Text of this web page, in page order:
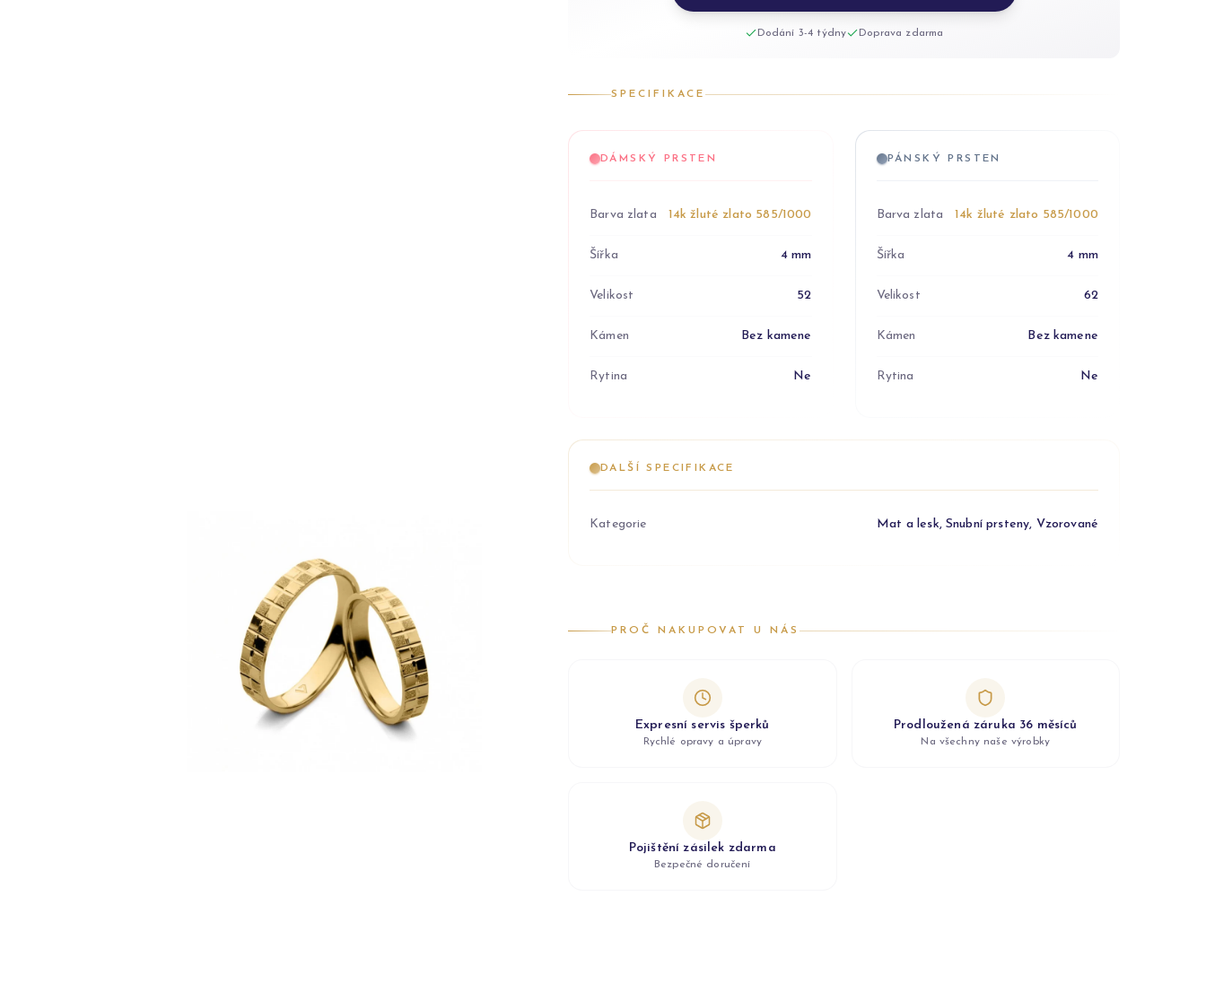
Dodání 3-4 týdny Doprava zdarma
SPECIFIKACE
DÁMSKÝ PRSTEN
Barva zlata 14k žluté zlato 585/1000
Šířka 4 mm
Velikost 52
Kámen Bez kamene
Rytina Ne
PÁNSKÝ PRSTEN
Barva zlata 14k žluté zlato 585/1000
Šířka 4 mm
Velikost 62
Kámen Bez kamene
Rytina Ne
DALŠÍ SPECIFIKACE
Kategorie Mat a lesk, Snubní prsteny, Vzorované
PROČ NAKUPOVAT U NÁS
Expresní servis šperků
Rychlé opravy a úpravy
Prodloužená záruka 36 měsíců
Na všechny naše výrobky
Pojištění zásilek zdarma
Bezpečné doručení